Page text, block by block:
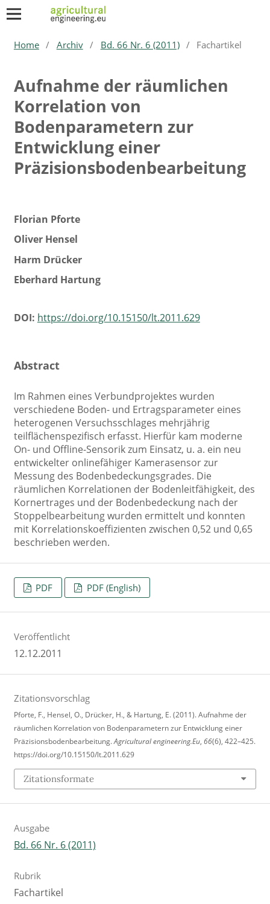
Home / Archiv / Bd. 66 Nr. 6 (2011) / Fachartikel
Aufnahme der räumlichen
Korrelation von
Bodenparametern zur
Entwicklung einer
Präzisionsbodenbearbeitung
Florian Pforte
Oliver Hensel
Harm Drücker
Eberhard Hartung
DOI: https://doi.org/10.15150/lt.2011.629
Abstract
Im Rahmen eines Verbundprojektes wurden
verschiedene Boden- und Ertragsparameter eines
heterogenen Versuchsschlages mehrjährig
teilflächenspezifisch erfasst. Hierfür kam moderne
On- und Offline-Sensorik zum Einsatz, u. a. ein neu
entwickelter onlinefähiger Kamerasensor zur
Messung des Bodenbedeckungsgrades. Die
räumlichen Korrelationen der Bodenleitfähigkeit, des
Kornertrages und der Bodenbedeckung nach der
Stoppelbearbeitung wurden ermittelt und konnten
mit Korrelationskoeffizienten zwischen 0,52 und 0,65
beschrieben werden.
PDF PDF (English)
Veröffentlicht
12.12.2011
Zitationsvorschlag
Pforte, F., Hensel, O., Drücker, H., & Hartung, E. (2011). Aufnahme der
räumlichen Korrelation von Bodenparametern zur Entwicklung einer
Präzisionsbodenbearbeitung.Agricultural engineering.Eu, 66(6), 422–425.
https://doi.org/10.15150/lt.2011.629
Zitationsformate
Ausgabe
Bd. 66 Nr. 6 (2011)
Rubrik
Fachartikel